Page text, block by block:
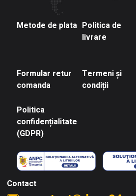
Metode de plata Politica de
livrare
Formular retur
comanda
Termeni și
condiții
Politica
confidențialitate
(GDPR)
Contact